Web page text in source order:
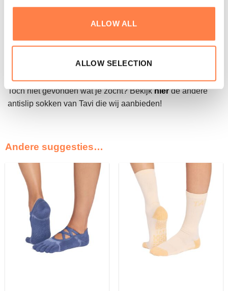
ALLOW ALL
ALLOW SELECTION
biedt Tavi niet alleen comfort en stijl, maar ook een
bewuste keuze voor wie duurzaamheid belangrijk vindt.
Toch niet gevonden wat je zocht? Bekijkhier de andere
antislip sokken van Tavi die wij aanbieden!
Andere suggesties…